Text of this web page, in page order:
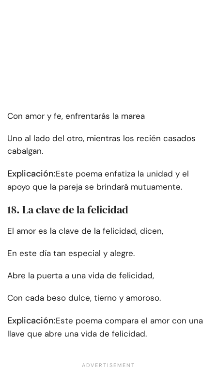
Con amor y fe, enfrentarás la marea
Uno al lado del otro, mientras los recién casados
cabalgan.
Explicación:Este poema enfatiza la unidad y el
apoyo que la pareja se brindará mutuamente.
18. La clave de la felicidad
El amor es la clave de la felicidad, dicen,
En este día tan especial y alegre.
Abre la puerta a una vida de felicidad,
Con cada beso dulce, tierno y amoroso.
Explicación:Este poema compara el amor con una
llave que abre una vida de felicidad.